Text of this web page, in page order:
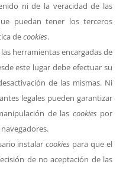
ni de la veracidad de las
puedan tener los terceros
decookies.
herramientas encargadas de
este lugar debe efectuar su
de las mismas. Ni
legales pueden garantizar
de las cookies por
instalarcookies para que el
de no aceptación de las